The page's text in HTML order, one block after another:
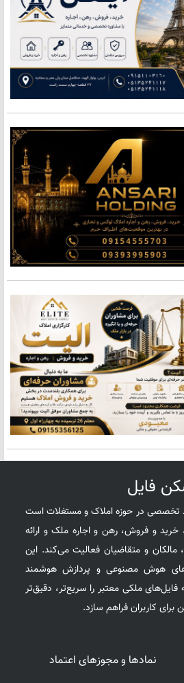
فایل
در حوزه املاک و مستغلات است
خرید و فروش، رهن و اجاره ملک و ارائه
مالکان و متقاضیان فعالیت می‌کند. این
هوش مصنوعی و پردازش هوشمند
ملکی معتبر را سریع‌تر، دقیق‌تر
کاربران فراهم سازد.
نمادها و مجوزهای اعتماد